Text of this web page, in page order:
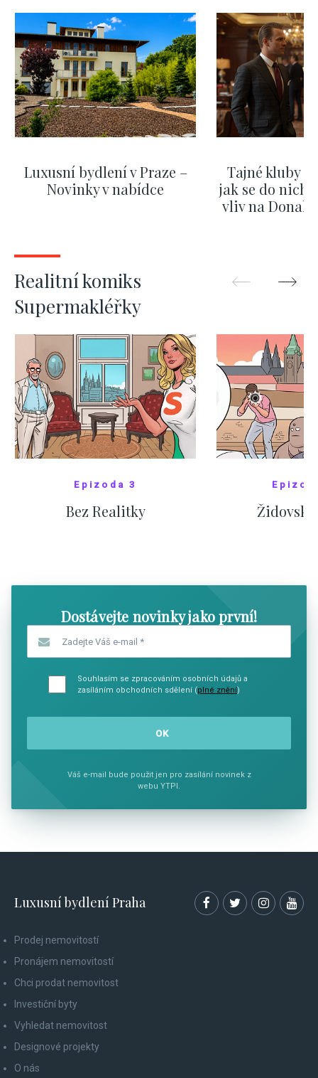
Luxusní bydlení v Praze –
Novinky v nabídce
Tajné kluby
jak se do nich
vliv na
Realitní komiks
Supermakléřky
Epizoda 3
Bez Realitky
Dostávejte novinky jako první!
Souhlasím se zpracováním osobních údajů a
zasíláním obchodních sdělení (plné znění)
Váš e-mail bude použit jen pro zasílání novinek z
webu YTPI.
Luxusní bydlení Praha
Prodej nemovitostí
Pronájem nemovitostí
Chci prodat nemovitost
Investiční byty
Vyhledat nemovitost
Designové projekty
O nás